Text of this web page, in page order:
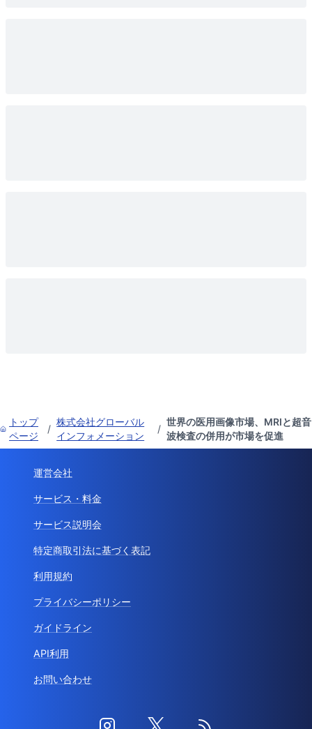
トップ
ページ
/
株式会社グローバル
インフォメーション
/
世界の医用画像市場、MRIと超音
波検査の併用が市場を促進
運営会社
サービス・料金
サービス説明会
特定商取引法に基づく表記
利用規約
プライバシーポリシー
ガイドライン
API利用
お問い合わせ